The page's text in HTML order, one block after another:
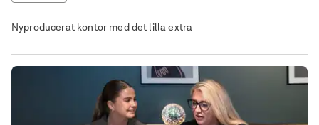
Nyproducerat kontor med det lilla extra